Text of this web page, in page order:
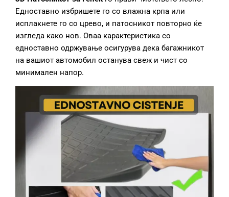
Едноставно избришете го со влажна крпа или
исплакнете го со црево, и патосникот повторно ќе
изгледа како нов. Оваа карактеристика со
едноставно одржување осигурува дека багажникот
на вашиот автомобил останува свеж и чист со
минимален напор.